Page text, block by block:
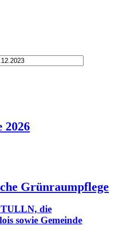
2026
Grünraumpflege
die
sowie Gemeinde